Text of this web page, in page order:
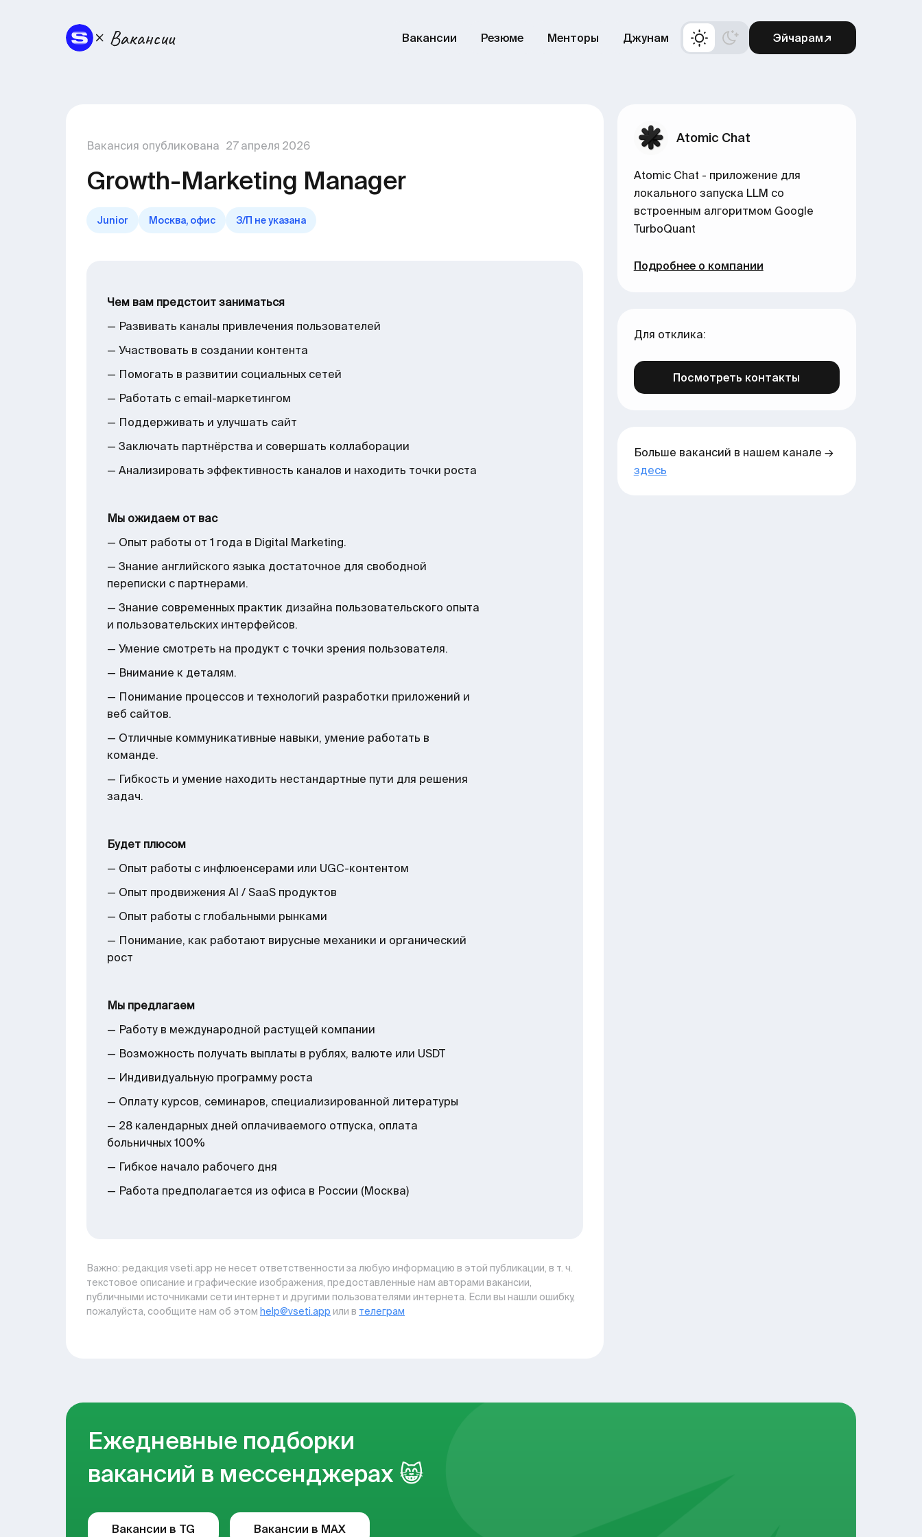
Вакансии Резюме Менторы Джунам Эйчарам↗
Вакансия опубликована 27 апреля 2026
Growth-Marketing Manager
Junior Москва, офис З/П не указана
Чем вам предстоит заниматься
— Развивать каналы привлечения пользователей
— Участвовать в создании контента
— Помогать в развитии социальных сетей
— Работать с email-маркетингом
— Поддерживать и улучшать сайт
— Заключать партнёрства и совершать коллаборации
— Анализировать эффективность каналов и находить точки роста
Мы ожидаем от вас
— Опыт работы от 1 года в Digital Marketing.
— Знание английского языка достаточное для свободной
переписки с партнерами.
— Знание современных практик дизайна пользовательского опыта
и пользовательских интерфейсов.
— Умение смотреть на продукт с точки зрения пользователя.
— Внимание к деталям.
— Понимание процессов и технологий разработки приложений и
веб сайтов.
— Отличные коммуникативные навыки, умение работать в
команде.
— Гибкость и умение находить нестандартные пути для решения
задач.
Будет плюсом
— Опыт работы с инфлюенсерами или UGC-контентом
— Опыт продвижения AI / SaaS продуктов
— Опыт работы с глобальными рынками
— Понимание, как работают вирусные механики и органический
рост
Мы предлагаем
— Работу в международной растущей компании
— Возможность получать выплаты в рублях, валюте или USDT
— Индивидуальную программу роста
— Оплату курсов, семинаров, специализированной литературы
— 28 календарных дней оплачиваемого отпуска, оплата
больничных 100%
— Гибкое начало рабочего дня
— Работа предполагается из офиса в России (Москва)
Важно: pедакция vseti.app не несет ответственности за любую информацию в этой публикации, в т. ч.
текстовое описание и графические изображения, предоставленные нам авторами вакансии,
публичными источниками сети интернет и другими пользователями интернета. Если вы нашли ошибку,
пожалуйста, сообщите нам об этом help@vseti.app или в телеграм
Atomic Chat
Atomic Chat - приложение для
локального запуска LLM со
встроенным алгоритмом Google
TurboQuant
Подробнее о компании
Для отклика:
Посмотреть контакты
Больше вакансий в нашем канале →
здесь
Ежедневные подборки
вакансий в мессенджерах 😸
Вакансии в TG Вакансии в MAX